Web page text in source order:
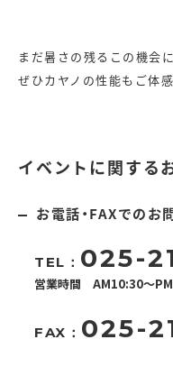
まだ暑さの残るこの機会に
ぜひカヤノの性能もご体感
イベントに関する
お電話・FAXでのお
TEL： 025-
営業時間 AM10:30～
FAX： 025-